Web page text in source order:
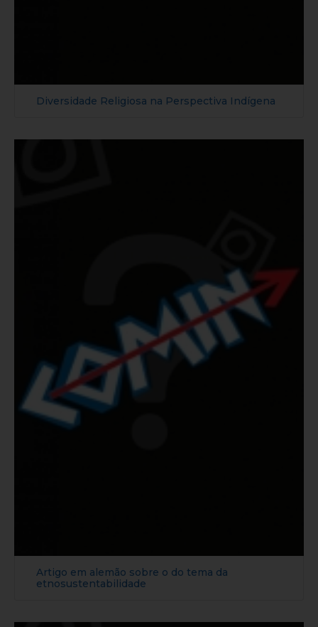
Diversidade Religiosa na Perspectiva Indígena
Artigo em alemão sobre o do tema da
etnosustentabilidade